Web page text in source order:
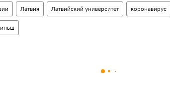
Латвия Латвийский университет коронавирус